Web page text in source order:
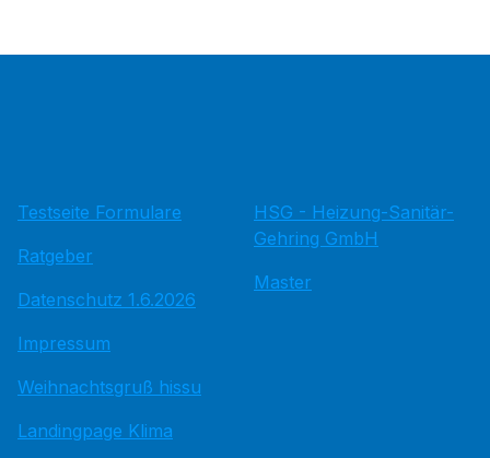
Testseite Formulare
Ratgeber
Datenschutz 1.6.2026
Impressum
Weihnachtsgruß hissu
Landingpage Klima
HSG - Heizung-Sanitär-
Gehring GmbH
Master